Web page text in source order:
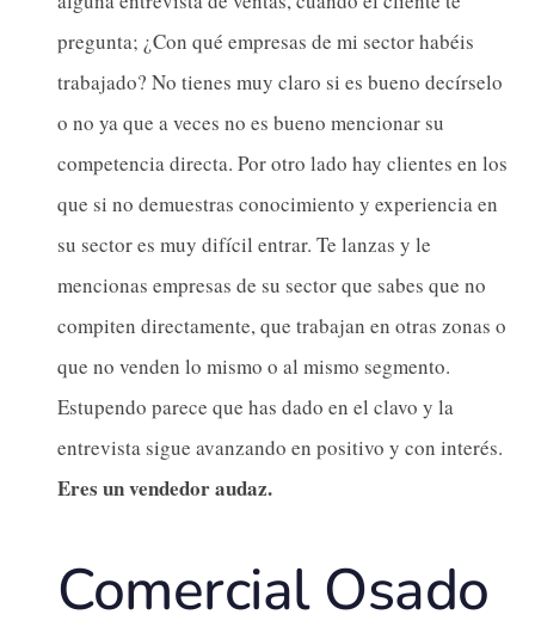
pregunta; ¿Con qué empresas de mi sector habéis
trabajado? No tienes muy claro si es bueno decírselo
o no ya que a veces no es bueno mencionar su
competencia directa. Por otro lado hay clientes en los
que si no demuestras conocimiento y experiencia en
su sector es muy difícil entrar. Te lanzas y le
mencionas empresas de su sector que sabes que no
compiten directamente, que trabajan en otras zonas o
que no venden lo mismo o al mismo segmento.
Estupendo parece que has dado en el clavo y la
entrevista sigue avanzando en positivo y con interés.
Eres un vendedor audaz.
Comercial Osado